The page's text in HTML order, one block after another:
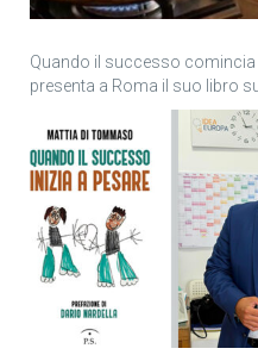
Quando il successo
presenta a Roma il suo libro